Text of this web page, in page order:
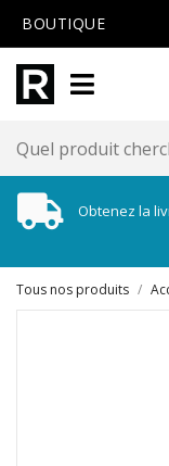
BOUTIQUE
Obtenez la
Tous nos produits /